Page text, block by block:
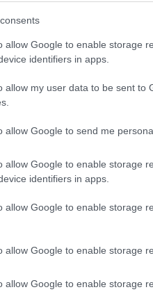
allow Google to enable storage
identifiers in apps.
allow my user data to be sent to
allow Google to send me
allow Google to enable storage
identifiers in apps.
allow Google to enable storage
allow Google to enable storage
allow Google to enable storage
v kolku?
zaščitnih »blazinic« okoli
pojavi na zunanji
strani.
Nenadni gibi, športne
v ostro ali pekočo
Takrat se lahko
na zunanji strani
telesno težo ali
povzroči bolečino,
iz samega kolka, temveč